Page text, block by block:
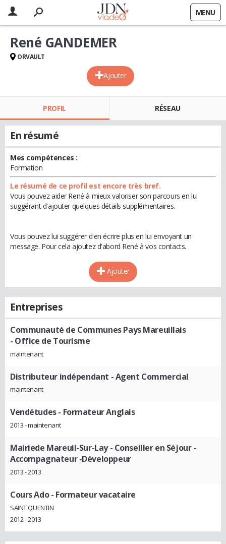
MENU
Ajouter
René GANDEMER
ORVAULT
PROFIL RÉSEAU
En résumé
Mes compétences :
Formation
Le résumé de ce profil est encore très bref.
Vous pouvez aider René à mieux valoriser son parcours en lui
suggérant d'ajouter quelques détails supplémentaires.
Vous pouvez lui suggérer d'en écrire plus en lui envoyant un
message. Pour cela ajoutez d'abord René à vos contacts.
Ajouter
Entreprises
Communauté de Communes Pays Mareuillais
- Office de Tourisme
maintenant
Distributeur indépendant - Agent Commercial
maintenant
Vendétudes- Formateur Anglais
2013 - maintenant
Mairiede Mareuil-Sur-Lay- Conseiller en Séjour -
Accompagnateur -Développeur
2013 - 2013
Cours Ado- Formateur vacataire
SAINT QUENTIN
2012 - 2013